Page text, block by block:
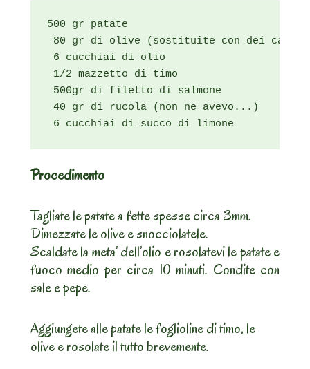
500 gr patate
80 gr di olive (sostituite con dei
6 cucchiai di olio
1/2 mazzetto di timo
500gr di filetto di salmone
40 gr di rucola (non ne avevo...)
6 cucchiai di succo di limone
Procedimento
Tagliate le patate a fette spesse circa 3mm.
Dimezzate le olive e snocciolatele.
Scaldate la meta’ dell’olio e rosolatevi le patate e
fuoco medio per circa 10 minuti. Condite con
sale e pepe.
Aggiungete alle patate le foglioline di timo, le
olive e rosolate il tutto brevemente.